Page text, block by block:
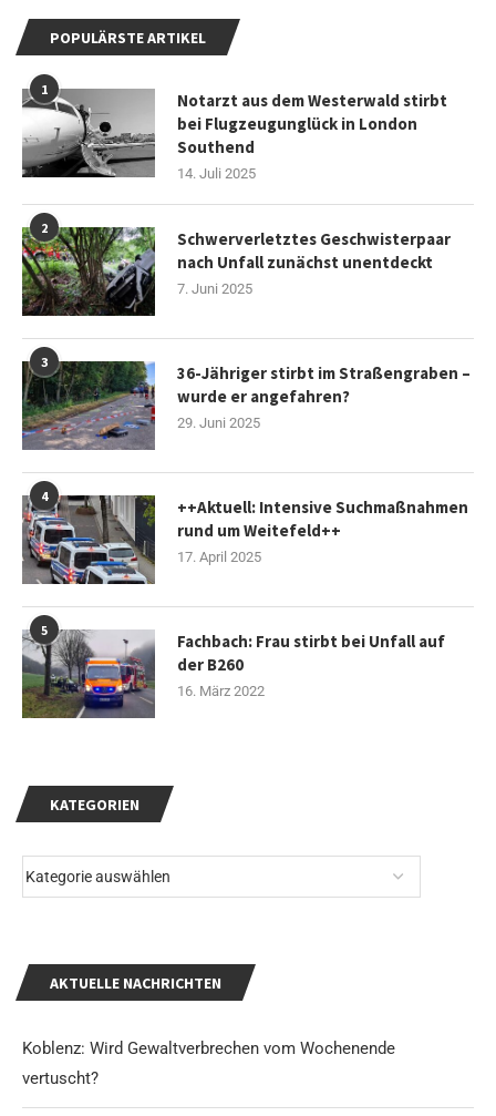
KATEGORIEN
AKTUELLE NACHRICHTEN
Koblenz: Wird Gewaltverbrechen vom Wochenende
vertuscht?
POPULÄRSTE ARTIKEL
1
Notarzt aus dem Westerwald stirbt
bei Flugzeugunglück in London
Southend
14. Juli 2025
2
Schwerverletztes Geschwisterpaar
nach Unfall zunächst unentdeckt
7. Juni 2025
3
36-Jähriger stirbt im Straßengraben –
wurde er angefahren?
29. Juni 2025
4
++Aktuell: Intensive Suchmaßnahmen
rund um Weitefeld++
17. April 2025
5
Fachbach: Frau stirbt bei Unfall auf
der B260
16. März 2022